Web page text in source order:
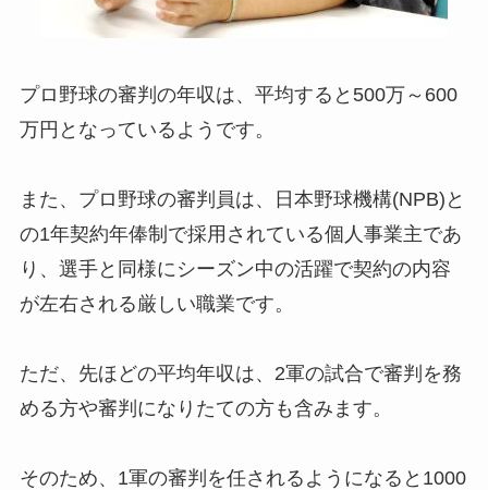
プロ野球の審判の年収は、平均すると500万～600
万円となっているようです。
また、プロ野球の審判員は、日本野球機構(NPB)と
の1年契約年俸制で採用されている個人事業主であ
り、選手と同様にシーズン中の活躍で契約の内容
が左右される厳しい職業です。
ただ、先ほどの平均年収は、2軍の試合で審判を務
める方や審判になりたての方も含みます。
そのため、1軍の審判を任されるようになると1000